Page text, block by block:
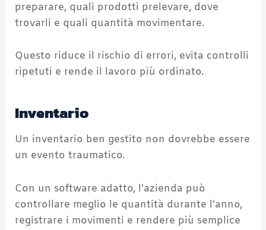
preparare, quali prodotti prelevare, dove
trovarli e quali quantità movimentare.
Questo riduce il rischio di errori, evita controlli
ripetuti e rende il lavoro più ordinato.
Inventario
Un inventario ben gestito non dovrebbe essere
un evento traumatico.
Con un software adatto, l’azienda può
controllare meglio le quantità durante l’anno,
registrare i movimenti e rendere più semplice